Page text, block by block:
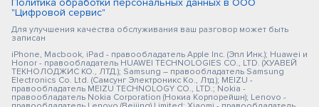
Политика обработки персональных данных в ООО
"Цифровой сервис"
Для улучшения качества обслуживания ваш разговор может быть
записан
iPhone, Macbook, iPad - правообладатель Apple Inc. (Эпл Инк.); Huawei и
Honor - правообладатель HUAWEI TECHNOLOGIES CO., LTD. (ХУАВЕЙ
ТЕКНОЛОДЖИС КО., ЛТД.); Samsung – правообладатель Samsung
Electronics Co. Ltd. (Самсунг Электроникс Ко., Лтд.); MEIZU -
правообладатель MEIZU TECHNOLOGY CO., LTD.; Nokia -
правообладатель Nokia Corporation (Нокиа Корпорейшн); Lenovo -